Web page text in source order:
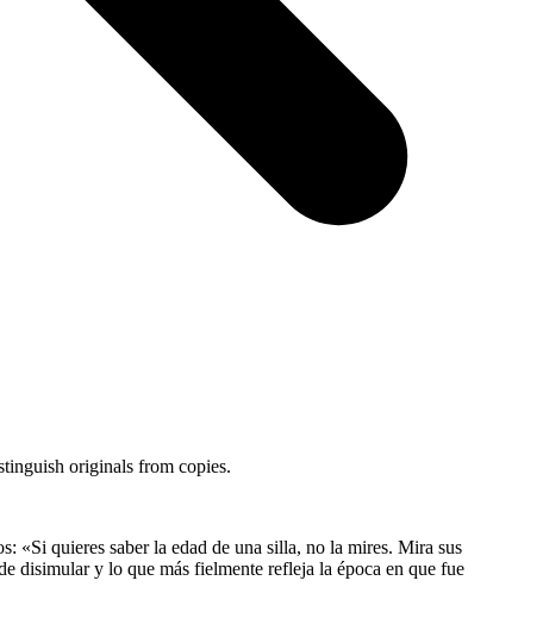
originals from copies.
«Si quieres saber la edad de una silla, no la mires. Mira sus
disimular y lo que más fielmente refleja la época en que fue